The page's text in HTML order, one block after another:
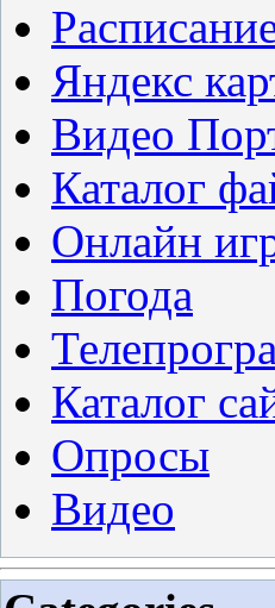
Яндекс
Видео
Каталог
Онлайн
Погода
Каталог
Опросы
Видео